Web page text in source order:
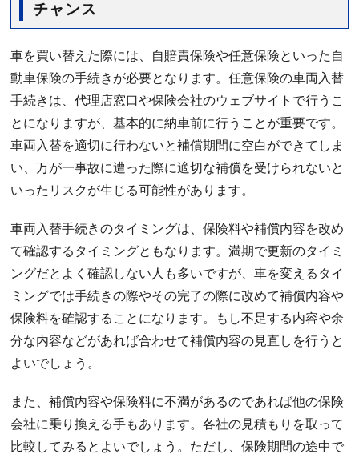
チャンス
車を買い替えた際には、自賠責保険や任意保険といった自
動車保険の手続きが必要となります。任意保険の車両入替
手続きは、代理店窓口や保険会社のウェブサイトで行うこ
とになりますが、基本的に納車前に行うことが重要です。
車両入替を適切に行わないと補償期間に空白ができてしま
い、万が一事故に遭った際に適切な補償を受けられないと
いったリスクが生じる可能性があります。
車両入替手続きのタイミングは、保険料や補償内容を改め
て確認するタイミングともなります。満期で更新のタイミ
ングだとよく確認しない人も多いですが、車を変えるタイ
ミングでは手続きの際やその完了の際に改めて補償内容や
保険料を確認することになります。もし不足する内容や余
分な内容などがあれば合わせて補償内容の見直しを行うと
よいでしょう。
また、補償内容や保険料に不満があるのであれば他の保険
会社に乗り換える手もあります。各社の見積もりを取って
比較してみるとよいでしょう。ただし、保険期間の途中で